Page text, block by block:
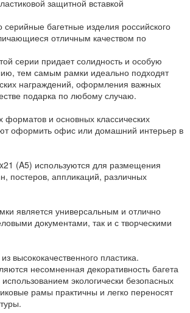
защитной вставкой
багетные изделия российского
отличным качеством по
серии придает солидность и особую
тем самым рамки идеально подходят
награждений, оформления важных
подарка по любому случаю.
форматов и основных классических
оформить офис или домашний интерьер в
(A5) используются для размещения
постеров, аппликаций, различных
является универсальным и отлично
документами, так и с творческими
высококачественного пластика.
несомненная декоративность багета
экологически безопасных
рамы практичны и легко переносят